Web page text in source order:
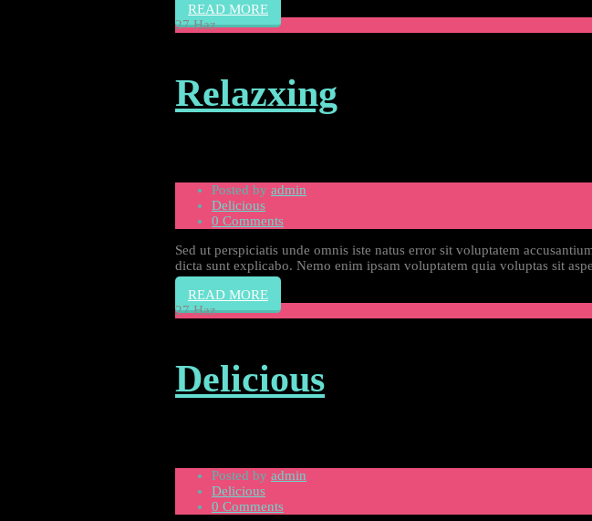
READ MORE
27 Haz
Relazxing
Posted by admin
Delicious
0 Comments
Sed ut perspiciatis unde omnis iste natus error sit voluptatem
dicta sunt explicabo. Nemo enim ipsam voluptatem quia voluptas sit
READ MORE
27 Haz
Delicious
Posted by admin
Delicious
0 Comments